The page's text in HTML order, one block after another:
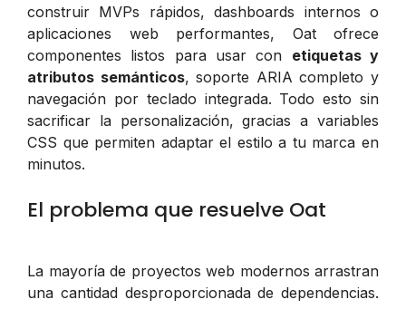
construir MVPs rápidos, dashboards internos o
aplicaciones web performantes, Oat ofrece
componentes listos para usar con etiquetas y
atributos semánticos, soporte ARIA completo y
navegación por teclado integrada. Todo esto sin
sacrificar la personalización, gracias a variables
CSS que permiten adaptar el estilo a tu marca en
minutos.
El problema que resuelve Oat
La mayoría de proyectos web modernos arrastran
una cantidad desproporcionada de dependencias.